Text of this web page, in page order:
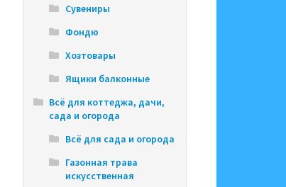
Сувениры
Фондю
Хозтовары
Ящики балконные
Всё для коттеджа, дачи,
сада и огорода
Всё для сада и огорода
Газонная трава
искусственная